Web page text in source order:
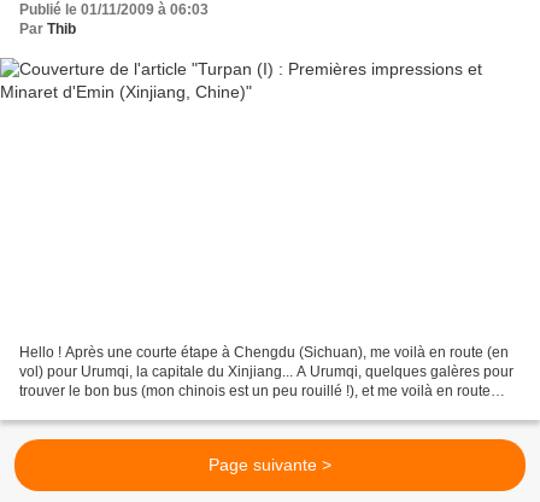
Publié le 01/11/2009 à 06:03
Par Thib
Hello ! Après une courte étape à Chengdu (Sichuan), me voilà en route (en
vol) pour Urumqi, la capitale du Xinjiang... A Urumqi, quelques galères pour
trouver le bon bus (mon chinois est un peu rouillé !), et me voilà en route
Page suivante >